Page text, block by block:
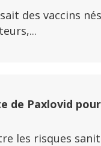
des vaccins
de Paxlovid
les risques